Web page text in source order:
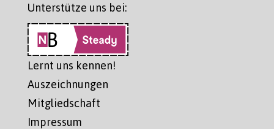
Unterstütze uns bei:
Lernt uns kennen!
Auszeichnungen
Mitgliedschaft
Impressum